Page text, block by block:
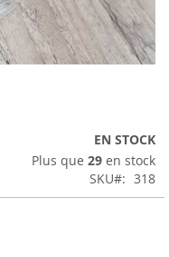
EN STOCK
Plus que 29 en stock
SKU
318